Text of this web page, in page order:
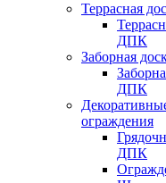
Террасная
ДПК
Заборная
ДПК
ограждения
ДПК